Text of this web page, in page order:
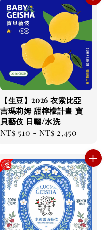
【生豆】2026 衣索比亞
吉瑪莉姆 甜檸檬計畫 寶
貝藝伎 日曬/水洗
Regular
NT$ 510 -NT$ 2,450